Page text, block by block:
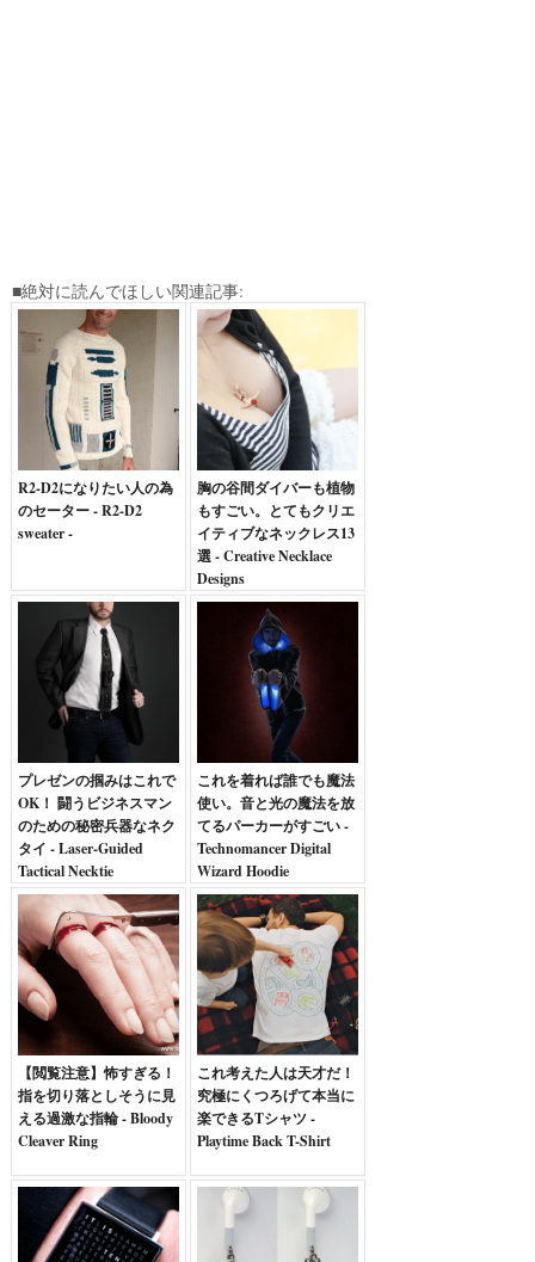
■絶対に読んでほしい関連記事:
R2-D2になりたい人の為
のセーター - R2-D2
sweater -
胸の谷間ダイバーも植物
もすごい。とてもクリエ
イティブなネックレス13
選 - Creative Necklace
Designs
プレゼンの掴みはこれで
OK！ 闘うビジネスマン
のための秘密兵器なネク
タイ - Laser-Guided
Tactical Necktie
これを着れば誰でも魔法
使い。音と光の魔法を放
てるパーカーがすごい -
Technomancer Digital
Wizard Hoodie
【閲覧注意】怖すぎる！
指を切り落としそうに見
える過激な指輪 - Bloody
Cleaver Ring
これ考えた人は天才だ！
究極にくつろげて本当に
楽できるTシャツ -
Playtime Back T-Shirt